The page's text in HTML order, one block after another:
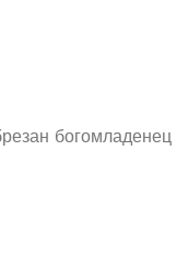
богомладенец